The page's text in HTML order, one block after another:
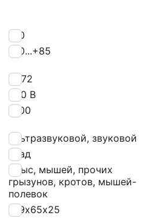
100
-40...+85
4...72
220 В
1000
Ультразвуковой, звуковой
Град
Крыс, мышей, прочих
грызунов, кротов, мышей-
полевок
109х65х25